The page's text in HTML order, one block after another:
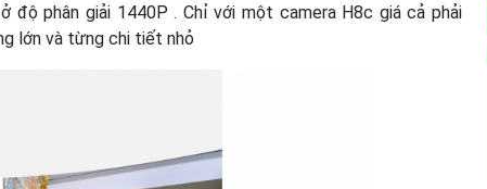
độ phân giải 1440P . Chỉ với một camera H8c giá cả phải
lớn và từng chi tiết nhỏ